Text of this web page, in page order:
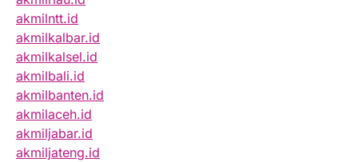
akmilntt.id
akmilkalbar.id
akmilkalsel.id
akmilbali.id
akmilbanten.id
akmilaceh.id
akmiljabar.id
akmiljateng.id